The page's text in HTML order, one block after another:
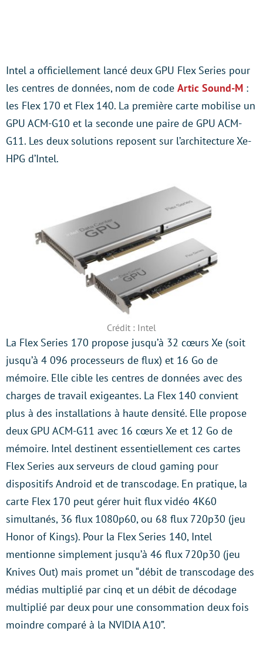
Intel a officiellement lancé deux GPU Flex Series pour
les centres de données, nom de code Artic Sound-M :
les Flex 170 et Flex 140. La première carte mobilise un
GPU ACM-G10 et la seconde une paire de GPU ACM-
G11. Les deux solutions reposent sur l’architecture Xe-
HPG d’Intel.
Crédit : Intel
La Flex Series 170 propose jusqu’à 32 cœurs Xe (soit
jusqu’à 4 096 processeurs de flux) et 16 Go de
mémoire. Elle cible les centres de données avec des
charges de travail exigeantes. La Flex 140 convient
plus à des installations à haute densité. Elle propose
deux GPU ACM-G11 avec 16 cœurs Xe et 12 Go de
mémoire. Intel destinent essentiellement ces cartes
Flex Series aux serveurs de cloud gaming pour
dispositifs Android et de transcodage. En pratique, la
carte Flex 170 peut gérer huit flux vidéo 4K60
simultanés, 36 flux 1080p60, ou 68 flux 720p30 (jeu
Honor of Kings). Pour la Flex Series 140, Intel
mentionne simplement jusqu’à 46 flux 720p30 (jeu
Knives Out) mais promet un “débit de transcodage des
médias multiplié par cinq et un débit de décodage
multiplié par deux pour une consommation deux fois
moindre comparé à la NVIDIA A10”.